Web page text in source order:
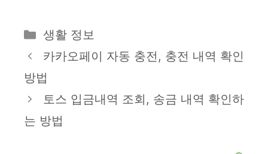
카
테
리
생활 정보
카카오페이 자동 충전, 충전 내역 확인
방법
토스 입금내역 조회, 송금 내역 확인하
는 방법